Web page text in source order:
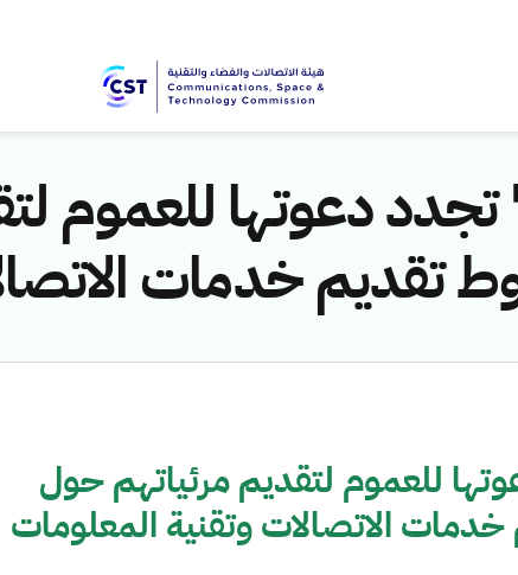
تجدد دعوتها للعموم
تقديم خدمات
للعموم لتقديم مرئياتهم حول
الاتصالات وتقنية المعلومات